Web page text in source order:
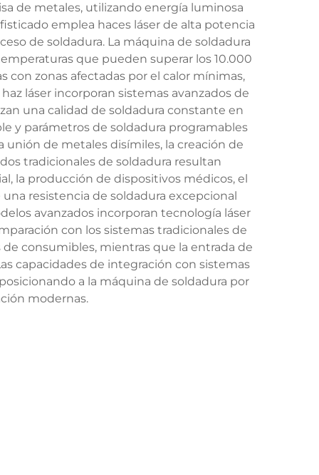
de metales, utilizando energía luminosa
emplea haces láser de alta potencia
de soldadura. La máquina de soldadura
que pueden superar los 10.000
con zonas afectadas por el calor mínimas,
láser incorporan sistemas avanzados de
una calidad de soldadura constante en
y parámetros de soldadura programables
de metales disímiles, la creación de
tradicionales de soldadura resultan
la producción de dispositivos médicos, el
resistencia de soldadura excepcional
avanzados incorporan tecnología láser
con los sistemas tradicionales de
consumibles, mientras que la entrada de
capacidades de integración con sistemas
a la máquina de soldadura por
modernas.